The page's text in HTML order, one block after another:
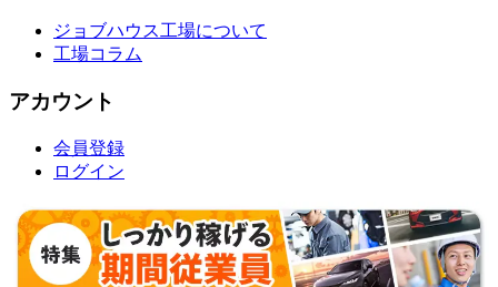
ジョブハウス工場について
工場コラム
アカウント
会員登録
ログイン